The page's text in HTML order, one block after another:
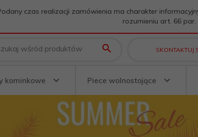
czas realizacji zamówienia ma charakter
rozumieniu art. 66
wśród produktów SKONTAKTUJ
kominkowe Piece wolnostojące